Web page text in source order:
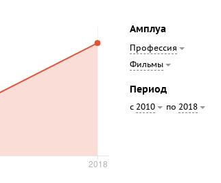
Амплуа
Профессия
Фильмы
Период
с 2010 по 2018